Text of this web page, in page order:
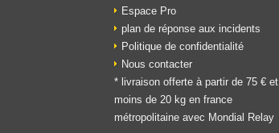
Espace Pro
plan de réponse aux incidents
Politique de confidentialité
Nous contacter
* livraison offerte à partir de 75 € et
moins de 20 kg en france
métropolitaine avec Mondial Relay